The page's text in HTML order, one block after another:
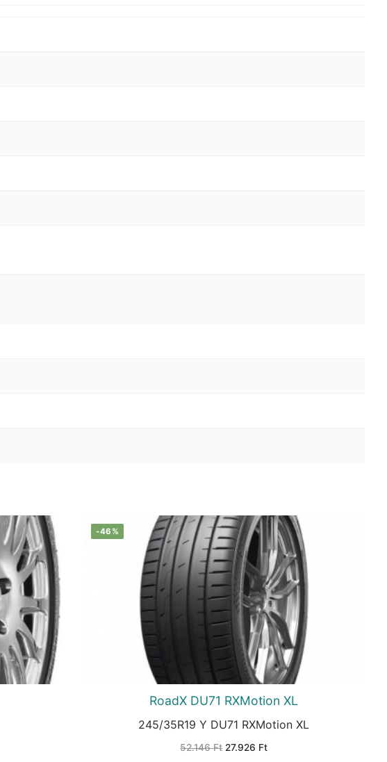
-46%
RoadX DU71 RXMotion XL
245/35R19 Y DU71 RXMotion XL
52.146Ft Original
27.926 FtCurrent